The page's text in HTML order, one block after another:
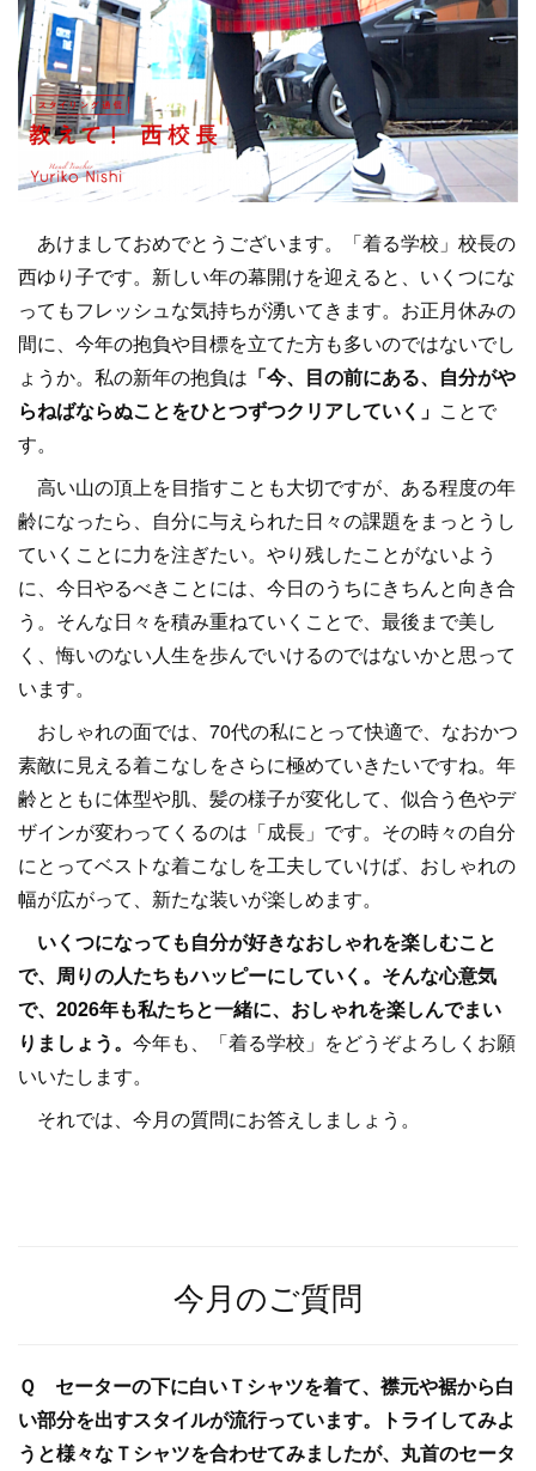
あけましておめでとうございます。「着る学校」校長の
西ゆり子です。新しい年の幕開けを迎えると、いくつにな
ってもフレッシュな気持ちが湧いてきます。お正月休みの
間に、今年の抱負や目標を立てた方も多いのではないでし
ょうか。私の新年の抱負は 「今、目の前にある、自分がや
らねばならぬことをひとつずつクリアしていく」 ことで
す。
高い山の頂上を目指すことも大切ですが、ある程度の年
齢になったら、自分に与えられた日々の課題をまっとうし
ていくことに力を注ぎたい。やり残したことがないよう
に、今日やるべきことには、今日のうちにきちんと向き合
う。そんな日々を積み重ねていくことで、最後まで美し
く、悔いのない人生を歩んでいけるのではないかと思って
います。
おしゃれの面では、70代の私にとって快適で、なおかつ
素敵に見える着こなしをさらに極めていきたいですね。年
齢とともに体型や肌、髪の様子が変化して、似合う色やデ
ザインが変わってくるのは「成長」です。その時々の自分
にとってベストな着こなしを工夫していけば、おしゃれの
幅が広がって、新たな装いが楽しめます。
いくつになっても自分が好きなおしゃれを楽しむこと
で、周りの人たちもハッピーにしていく。そんな心意気
で、2026年も私たちと一緒に、おしゃれを楽しんでまい
りましょう。 今年も、「着る学校」をどうぞよろしくお願
いいたします。
それでは、今月の質問にお答えしましょう。
今月のご質問
Ｑ セーターの下に白いＴシャツを着て、襟元や裾から白
い部分を出すスタイルが流行っています。トライしてみよ
うと様々なＴシャツを合わせてみましたが、丸首のセータ